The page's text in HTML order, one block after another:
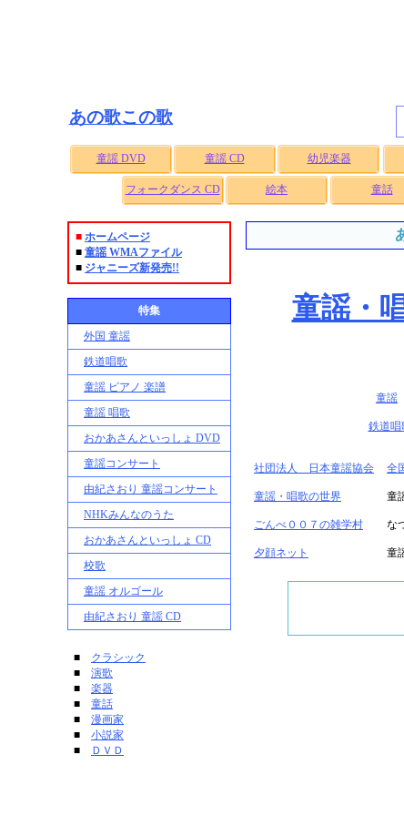
あの歌この歌
童謡 DVD 童謡 CD 幼児楽器
フォークダンス CD 絵本 童話
■ ホームページ
■ 童謡 WMAファイル
■ ジャニーズ新発売!!
特集
外国 童謡
鉄道唱歌
童謡 ピアノ 楽譜
童謡 唱歌
おかあさんといっしょ DVD
童謡コンサート
由紀さおり 童謡コンサート
NHKみんなのうた
おかあさんといっしょ CD
校歌
童謡 オルゴール
由紀さおり 童謡 CD
■ クラシック
■ 演歌
■ 楽器
■ 童話
■ 漫画家
■ 小説家
■
ＤＶＤ
童謡・
童謡
鉄道唱
社団法人 日本童謡協会 全
童謡・唱歌の世界 童
ごんべ００７の雑学村 な
夕顔ネット 童